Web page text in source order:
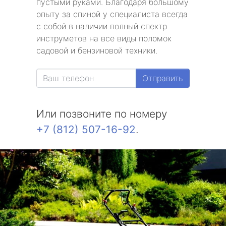
пустыми руками. Благодаря большому
опыту за спиной у специалиста всегда
с собой в наличии полный спектр
инструметов на все виды поломок
садовой и бензиновой техники.
Отправить
Или позвоните по номеру
+7 (812) 507-16-92.